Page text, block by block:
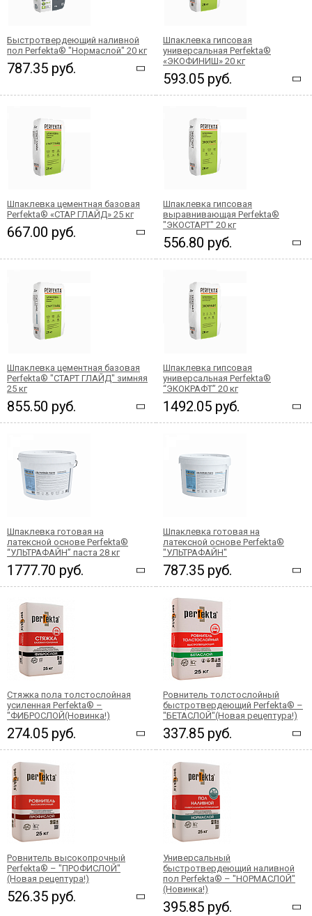
Быстротвердеющий наливной
пол Perfekta® "Нормаслой" 20 кг
787.35 руб.
Шпаклевка гипсовая
универсальная Perfekta®
«ЭКОФИНИШ» 20 кг
593.05 руб.
Шпаклевка цементная базовая
Perfekta® «СТАР ГЛАЙД» 25 кг
667.00 руб.
Шпаклевка гипсовая
выравнивающая Perfekta®
"ЭКОСТАРТ" 20 кг
556.80 руб.
Шпаклевка цементная базовая
Perfekta® "СТАРТ ГЛАЙД" зимняя
25 кг
855.50 руб.
Шпаклевка гипсовая
универсальная Perfekta®
“ЭКОКРАФТ” 20 кг
1492.05 руб.
Шпаклевка готовая на
латексной основе Perfekta®
“УЛЬТРАФАЙН” паста 28 кг
1777.70 руб.
Шпаклевка готовая на
латексной основе Perfekta®
"УЛЬТРАФАЙН"
787.35 руб.
Стяжка пола толстослойная
усиленная Perfekta® –
"ФИБРОСЛОЙ(Новинка!)
274.05 руб.
Ровнитель толстослойный
быстротвердеющий Perfekta® –
"БЕТАСЛОЙ"(Новая рецептура!)
337.85 руб.
Ровнитель высокопрочный
Perfekta® – "ПРОФИСЛОЙ"
(Новая рецептура!)
526.35 руб.
Универсальный
быстротвердеющий наливной
пол Perfekta® – "НОРМАСЛОЙ"
(Новинка!)
395.85 руб.